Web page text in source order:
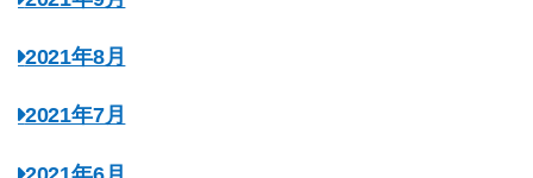
2021年8月
2021年7月